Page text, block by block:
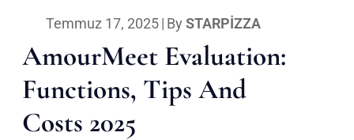
Temmuz 17, 2025| By STARPIZZA
AmourMeet Evaluation:
Functions, Tips And
Costs 2025